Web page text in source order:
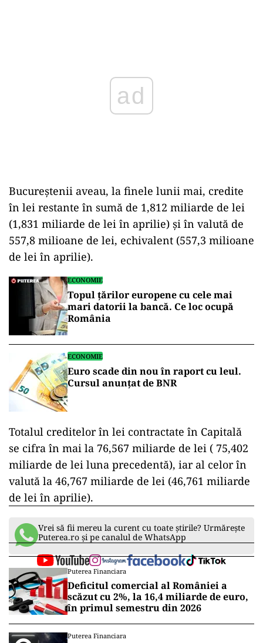
Bucureştenii aveau, la finele lunii mai, credite
în lei restante în sumă de 1,812 miliarde de lei
(1,831 miliarde de lei în aprilie) şi în valută de
557,8 milioane de lei, echivalent (557,3 milioane
de lei în aprilie).
ECONOMIE
Topul țărilor europene cu cele mai
mari datorii la bancă. Ce loc ocupă
România
ECONOMIE
Euro scade din nou în raport cu leul.
Cursul anunțat de BNR
Totalul creditelor în lei contractate în Capitală
se cifra în mai la 76,567 miliarde de lei ( 75,402
miliarde de lei luna precedentă), iar al celor în
valută la 46,767 miliarde de lei (46,761 miliarde
de lei în aprilie).
Vrei să fii mereu la curent cu toate știrile? Urmărește
Puterea.ro și pe canalul de WhatsApp
Puterea Financiara
Deficitul comercial al României a
scăzut cu 2%, la 16,4 miliarde de euro,
în primul semestru din 2026
Puterea Financiara